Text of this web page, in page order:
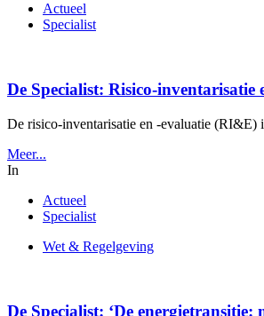
Actueel
Specialist
De Specialist: Risico-inventarisatie
De risico-inventarisatie en -evaluatie
Meer...
In
Actueel
Specialist
Wet & Regelgeving
De Specialist: ‘De